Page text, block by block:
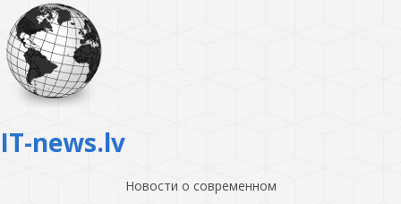
IT-news.lv
Новости о современном